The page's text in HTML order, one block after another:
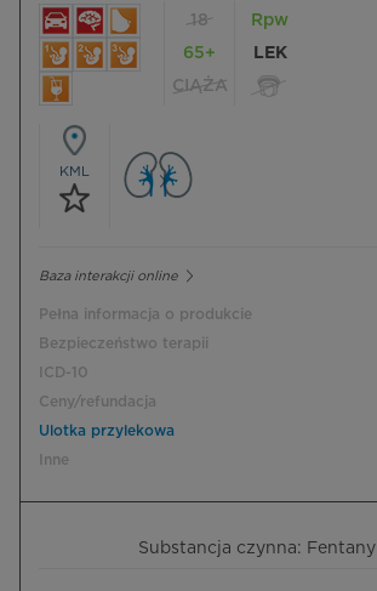
18
65+
CIĄŻA
Rpw
LEK
KML
Baza interakcji online
Pełna informacja o produkcie
Bezpieczeństwo terapii
ICD-10
Ceny/refundacja
Ulotka przylekowa
Inne
Substancja czynna: Fentanyl